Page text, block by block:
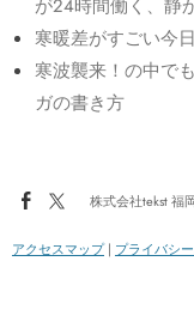
が24時間働く、静
寒暖差がすごい今
寒波襲来！の中で
ガの書き方
株式会社tekst 福
アクセスマップ| プライバシ